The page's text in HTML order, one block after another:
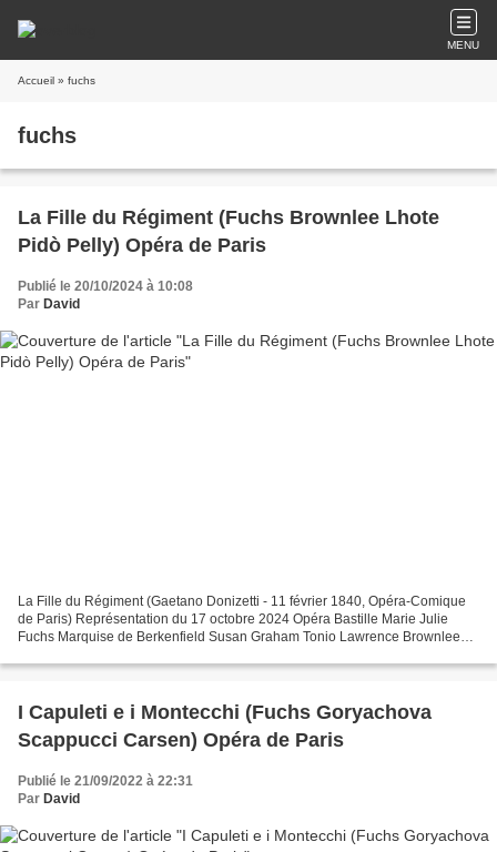
MENU
Accueil » fuchs
fuchs
La Fille du Régiment (Fuchs Brownlee Lhote
Pidò Pelly) Opéra de Paris
Publié le 20/10/2024 à 10:08
Par David
La Fille du Régiment (Gaetano Donizetti - 11 février 1840, Opéra-Comique
de Paris) Représentation du 17 octobre 2024 Opéra Bastille Marie Julie
Fuchs Marquise de Berkenfield Susan Graham Tonio Lawrence Brownlee
I Capuleti e i Montecchi (Fuchs Goryachova
Scappucci Carsen) Opéra de Paris
Publié le 21/09/2022 à 22:31
Par David